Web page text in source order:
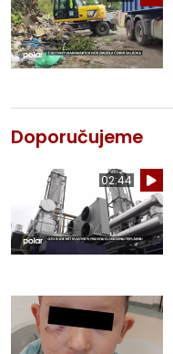
Doporučujeme
02:44